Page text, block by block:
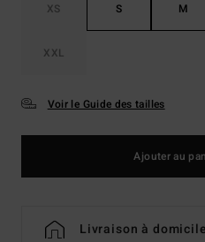
XS S M
XXL
Voir le Guide des tailles
Ajouter au
Livraison à